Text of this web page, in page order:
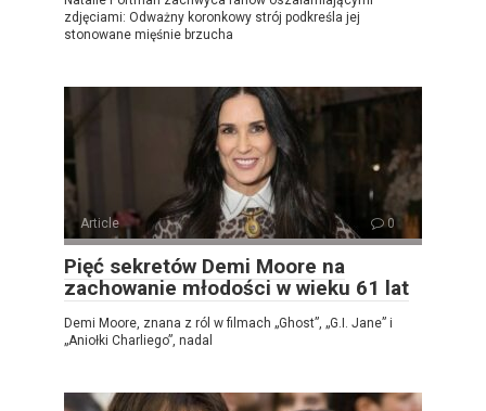
zdjęciami: Odważny koronkowy strój podkreśla jej
stonowane mięśnie brzucha
Article 0
Pięć sekretów Demi Moore na
zachowanie młodości w wieku 61 lat
Demi Moore, znana z ról w filmach „Ghost”, „G.I. Jane” i
„Aniołki Charliego”, nadal